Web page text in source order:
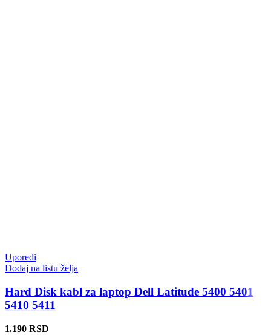
Uporedi
Dodaj na listu želja
Hard Disk kabl za laptop Dell Latitude 5400 5401
5410 5411
1.190 RSD